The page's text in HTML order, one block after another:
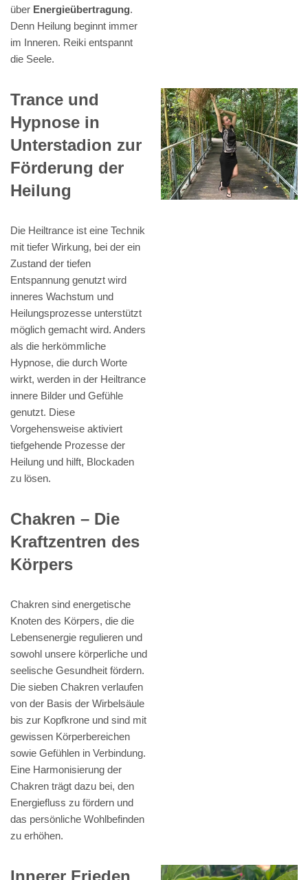
über Energieübertragung.
Denn Heilung beginnt immer
im Inneren. Reiki entspannt
die Seele.
Trance und
Hypnose in
Unterstadion zur
Förderung der
Heilung
Die Heiltrance ist eine Technik
mit tiefer Wirkung, bei der ein
Zustand der tiefen
Entspannung genutzt wird
inneres Wachstum und
Heilungsprozesse unterstützt
möglich gemacht wird. Anders
als die herkömmliche
Hypnose, die durch Worte
wirkt, werden in der Heiltrance
innere Bilder und Gefühle
genutzt. Diese
Vorgehensweise aktiviert
tiefgehende Prozesse der
Heilung und hilft, Blockaden
zu lösen.
Chakren – Die
Kraftzentren des
Körpers
Chakren sind energetische
Knoten des Körpers, die die
Lebensenergie regulieren und
sowohl unsere körperliche und
seelische Gesundheit fördern.
Die sieben Chakren verlaufen
von der Basis der Wirbelsäule
bis zur Kopfkrone und sind mit
gewissen Körperbereichen
sowie Gefühlen in Verbindung.
Eine Harmonisierung der
Chakren trägt dazu bei, den
Energiefluss zu fördern und
das persönliche Wohlbefinden
zu erhöhen.